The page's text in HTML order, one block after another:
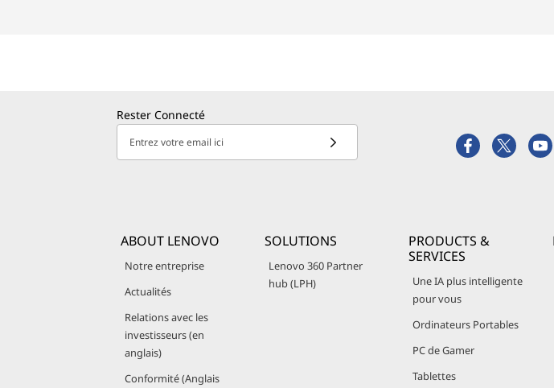
Rester Connecté
Entrez votre email ici
ABOUT LENOVO
Notre entreprise
Actualités
Relations avec les
investisseurs (en
anglais)
Conformité (Anglais
SOLUTIONS
Lenovo 360 Partner
hub (LPH)
PRODUCTS &
SERVICES
Une IA plus intelligente
pour vous
Ordinateurs Portables
PC de Gamer
Tablettes